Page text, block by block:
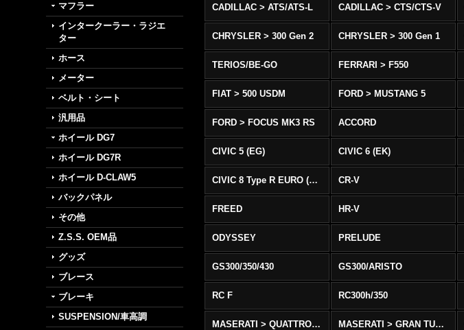
マフラー
インタークーラー・ラジエ
ター
ホース
メーター
ベルト・シート
汎用品
ホイール DG7
ホイール DG7R
ホイール D-CLAW5
バックパネル
その他
Z.S.S. OEM品
グッズ
ブレース
ブレーキ
SUSPENSION/車高調
CADILLAC > ATS/ATS-L CADILLAC > CTS/CTS-V
CHRYSLER > 300 Gen 2 CHRYSLER > 300 Gen 1
TERIOS/BE-GO FERRARI > F550
FIAT > 500 USDM FORD > MUSTANG 5
FORD > FOCUS MK3 RS ACCORD
CIVIC 5 (EG) CIVIC 6 (EK)
CIVIC 8 Type R EURO (FN) CR-V
FREED HR-V
ODYSSEY PRELUDE
GS300/350/430 GS300/ARISTO
RC F RC300h/350
MASERATI > QUATTROPORTE MASERATI > GRAN TURISMO